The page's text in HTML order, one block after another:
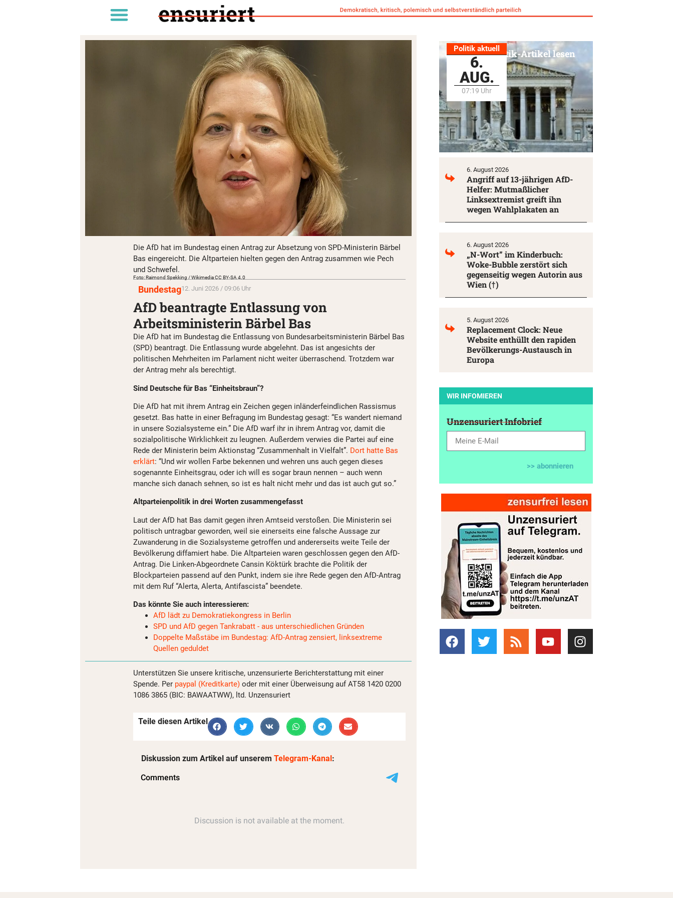
Die AfD hat im Bundestag einen Antrag zur Absetzung von SPD-Ministerin Bärbel
Bas eingereicht. Die Altparteien hielten gegen den Antrag zusammen wie Pech
und Schwefel.
Foto: Raimond Spekking / Wikimedia CC BY-SA 4.0
Bundestag12. Juni 2026 / 09:06 Uhr
AfD beantragte Entlassung von
Arbeitsministerin Bärbel Bas
Die AfD hat im Bundestag die Entlassung von Bundesarbeitsministerin Bärbel Bas
(SPD) beantragt. Die Entlassung wurde abgelehnt. Das ist angesichts der
politischen Mehrheiten im Parlament nicht weiter überraschend. Trotzdem war
der Antrag mehr als berechtigt.
Sind Deutsche für Bas “Einheitsbraun”?
Die AfD hat mit ihrem Antrag ein Zeichen gegen inländerfeindlichen Rassismus
gesetzt. Bas hatte in einer Befragung im Bundestag gesagt: “Es wandert niemand
in unsere Sozialsysteme ein.” Die AfD warf ihr in ihrem Antrag vor, damit die
sozialpolitische Wirklichkeit zu leugnen. Außerdem verwies die Partei auf eine
Rede der Ministerin beim Aktionstag “Zusammenhalt in Vielfalt”. Dort hatte Bas
erklärt: “Und wir wollen Farbe bekennen und wehren uns auch gegen dieses
sogenannte Einheitsgrau, oder ich will es sogar braun nennen – auch wenn
manche sich danach sehnen, so ist es halt nicht mehr und das ist auch gut so.”
Altparteienpolitik in drei Worten zusammengefasst
Laut der AfD hat Bas damit gegen ihren Amtseid verstoßen. Die Ministerin sei
politisch untragbar geworden, weil sie einerseits eine falsche Aussage zur
Zuwanderung in die Sozialsysteme getroffen und andererseits weite Teile der
Bevölkerung diffamiert habe. Die Altparteien waren geschlossen gegen den AfD-
Antrag. Die Linken-Abgeordnete Cansin Köktürk brachte die Politik der
Blockparteien passend auf den Punkt, indem sie ihre Rede gegen den AfD-Antrag
mit dem Ruf “Alerta, Alerta, Antifascista” beendete.
Das könnte Sie auch interessieren:
AfD lädt zu Demokratiekongress in Berlin
SPD und AfD gegen Tankrabatt - aus unterschiedlichen Gründen
Doppelte Maßstäbe im Bundestag: AfD-Antrag zensiert, linksextreme
Quellen geduldet
Unterstützen Sie unsere kritische, unzensurierte Berichterstattung mit einer
Spende. Per paypal (Kreditkarte) oder mit einer Überweisung auf AT58 1420 0200
1086 3865 (BIC: BAWAATWW), ltd. Unzensuriert
Teile diesen Artikel
Diskussion zum Artikel auf unserem Telegram-Kanal :
Politik aktuell
6.
AUG.
07:19 Uhr
Alle Politik-Artikel lesen
6. August 2026
Angriff auf 13-jährigen AfD-
Helfer: Mutmaßlicher
Linksextremist greift ihn
wegen Wahlplakaten an
6. August 2026
„N-Wort” im Kinderbuch:
Woke-Bubble zerstört sich
gegenseitig wegen Autorin aus
Wien (†)
5. August 2026
Replacement Clock: Neue
Website enthüllt den rapiden
Bevölkerungs-Austausch in
Europa
WIR INFOMIEREN
Unzensuriert Infobrief
>> abonnieren